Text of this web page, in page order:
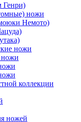
Генри)
ножи
Немото)
ножи
ножи
коллекции
ножей